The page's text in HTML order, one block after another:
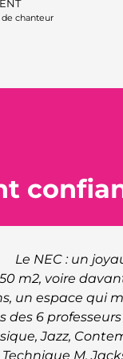
chanteur
a offert à
artistes un très
pour rencontrer
à lui de l'intérêt
était très réceptif
Ils ont fait preuve